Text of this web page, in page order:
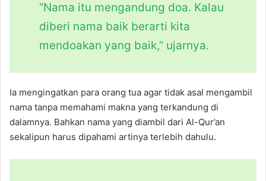
“Nama itu mengandung doa. Kalau
diberi nama baik berarti kita
mendoakan yang baik,” ujarnya.
Ia mengingatkan para orang tua agar tidak asal mengambil
nama tanpa memahami makna yang terkandung di
dalamnya. Bahkan nama yang diambil dari Al-Qur’an
sekalipun harus dipahami artinya terlebih dahulu.